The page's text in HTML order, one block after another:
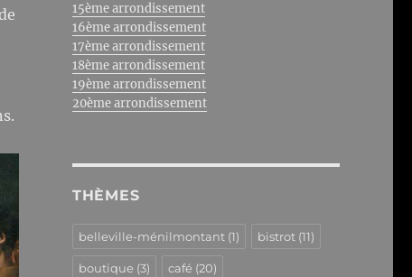
15ème arrondissement
16ème arrondissement
17ème arrondissement
18ème arrondissement
19ème arrondissement
20ème arrondissement
THÈMES
belleville-ménilmontant(1) bistrot(11)
boutique (3) café (20)